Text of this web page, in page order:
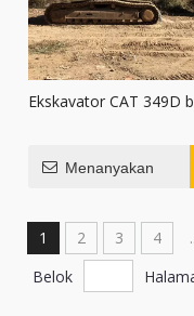
Ekskavator CAT 349D
Menanyakan
1 2 3 4
Belok